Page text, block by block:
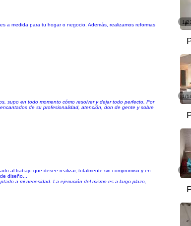
a medida para tu hogar o negocio. Además, realizamos reformas
1/
supo en todo momento cómo resolver y dejar todo perfecto. Por
de su profesionalidad, atención, don de gente y sobre
1/
al trabajo que desee realizar, totalmente sin compromiso y en
diseño...
a mi necesidad. La ejecución del mismo es a largo plazo,
1/7